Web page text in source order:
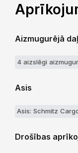
Aizmugurējā
4 aizslēgi
Asis
Asis: Schmitz
Drošības